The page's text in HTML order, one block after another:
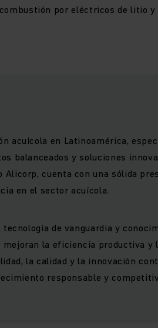
por eléctricos de litio
acuícola en Latinoamérica,
balanceados y soluciones
Alicorp, cuenta con una sólida
en el sector acuícola.
de vanguardia y
la eficiencia productiva y
la calidad y la innovación
responsable y